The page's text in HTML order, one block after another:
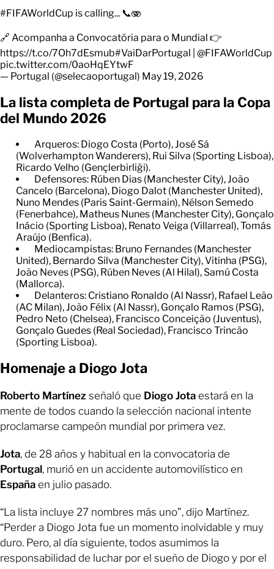
#FIFAWorldCup is calling... 📞🫨
🔗 Acompanha a Convocatória para o Mundial 👉
https://t.co/7Oh7dEsmub#VaiDarPortugal @FIFAWorldCup
pic.twitter.com/0aoHqEYtwF
— Portugal (@selecaoportugal) May 19, 2026
La lista completa de Portugal para la Copa
del Mundo 2026
Arqueros: Diogo Costa (Porto), José Sá
(Wolverhampton Wanderers), Rui Silva (Sporting Lisboa),
Ricardo Velho (Gençlerbirliği).
Defensores: Rúben Dias (Manchester City), João
Cancelo (Barcelona), Diogo Dalot (Manchester United),
Nuno Mendes (Paris Saint-Germain), Nélson Semedo
(Fenerbahce), Matheus Nunes (Manchester City), Gonçalo
Inácio (Sporting Lisboa), Renato Veiga (Villarreal), Tomás
Araújo (Benfica).
Mediocampistas: Bruno Fernandes (Manchester
United), Bernardo Silva (Manchester City), Vitinha (PSG),
João Neves (PSG), Rúben Neves (Al Hilal), Samú Costa
(Mallorca).
Delanteros: Cristiano Ronaldo (Al Nassr), Rafael Leão
(AC Milan), João Félix (Al Nassr), Gonçalo Ramos (PSG),
Pedro Neto (Chelsea), Francisco Conceição (Juventus),
Gonçalo Guedes (Real Sociedad), Francisco Trincão
(Sporting Lisboa).
Homenaje a Diogo Jota
Roberto Martínez señaló que Diogo Jota estará en la
mente de todos cuando la selección nacional intente
proclamarse campeón mundial por primera vez.
Jota, de 28 años y habitual en la convocatoria de
Portugal, murió en un accidente automovilístico en
España en julio pasado.
“La lista incluye 27 nombres más uno”, dijo Martínez.
“Perder a Diogo Jota fue un momento inolvidable y muy
duro. Pero, al día siguiente, todos asumimos la
responsabilidad de luchar por el sueño de Diogo y por el